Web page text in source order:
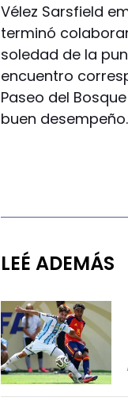
Vélez Sarsfield
terminó
soledad de la
encuentro
Paseo del
buen desempeño.
LEÉ ADEMÁS